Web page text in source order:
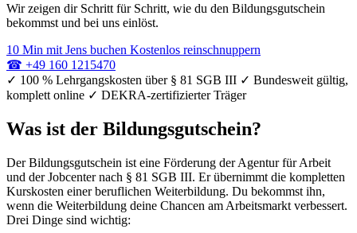
Wir zeigen dir Schritt für Schritt, wie du den Bildungsgutschein
bekommst und bei uns einlöst.
10 Min mit Jens buchen Kostenlos reinschnuppern
☎ +49 160 1215470
✓ 100 % Lehrgangskosten über § 81 SGB III ✓ Bundesweit gültig,
komplett online ✓ DEKRA-zertifizierter Träger
Was ist der Bildungsgutschein?
Der Bildungsgutschein ist eine Förderung der Agentur für Arbeit
und der Jobcenter nach § 81 SGB III. Er übernimmt die kompletten
Kurskosten einer beruflichen Weiterbildung. Du bekommst ihn,
wenn die Weiterbildung deine Chancen am Arbeitsmarkt verbessert.
Drei Dinge sind wichtig: